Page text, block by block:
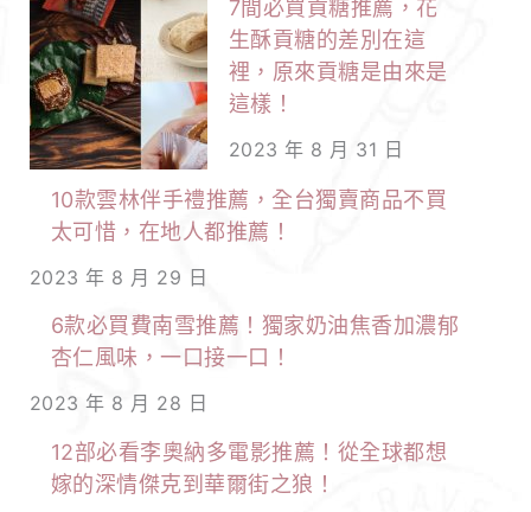
7間必買貢糖推薦，花
生酥貢糖的差別在這
裡，原來貢糖是由來是
這樣！
2023 年 8 月 31 日
10款雲林伴手禮推薦，全台獨賣商品不買
太可惜，在地人都推薦！
2023 年 8 月 29 日
6款必買費南雪推薦！獨家奶油焦香加濃郁
杏仁風味，一口接一口！
2023 年 8 月 28 日
12部必看李奧納多電影推薦！從全球都想
嫁的深情傑克到華爾街之狼！